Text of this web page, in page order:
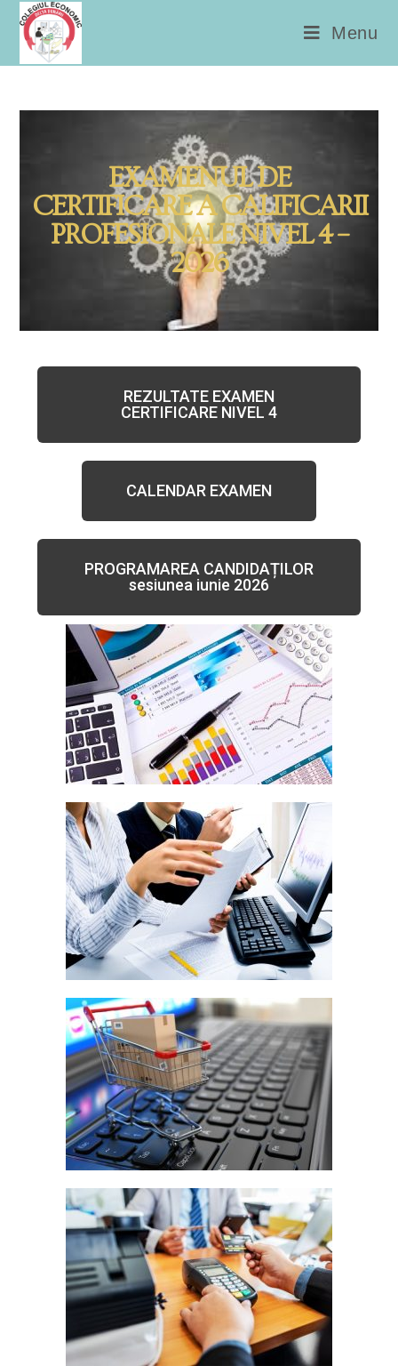
conținut
Menu
EXAMENUL DE
CERTIFICARE A CALIFICARII
PROFESIONALE NIVEL 4 –
2026
REZULTATE EXAMEN
CERTIFICARE NIVEL 4
CALENDAR EXAMEN
PROGRAMAREA CANDIDAȚILOR
sesiunea iunie 2026